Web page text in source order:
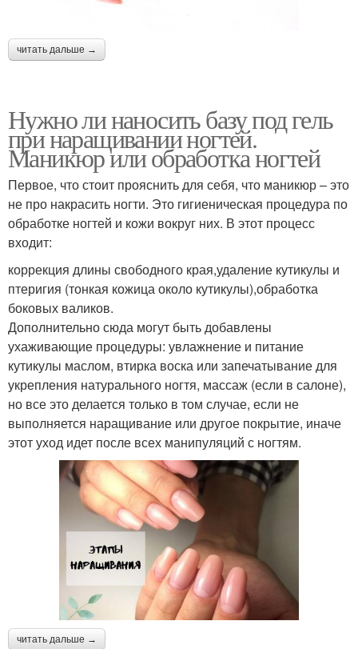
читать дальше →
Нужно ли наносить базу под гель
при наращивании ногтей.
Маникюр или обработка ногтей
Первое, что стоит прояснить для себя, что маникюр – это
не про накрасить ногти. Это гигиеническая процедура по
обработке ногтей и кожи вокруг них. В этот процесс
входит:
коррекция длины свободного края,удаление кутикулы и
птеригия (тонкая кожица около кутикулы),обработка
боковых валиков.
Дополнительно сюда могут быть добавлены
ухаживающие процедуры: увлажнение и питание
кутикулы маслом, втирка воска или запечатывание для
укрепления натурального ногтя, массаж (если в салоне),
но все это делается только в том случае, если не
выполняется наращивание или другое покрытие, иначе
этот уход идет после всех манипуляций с ногтям.
читать дальше →